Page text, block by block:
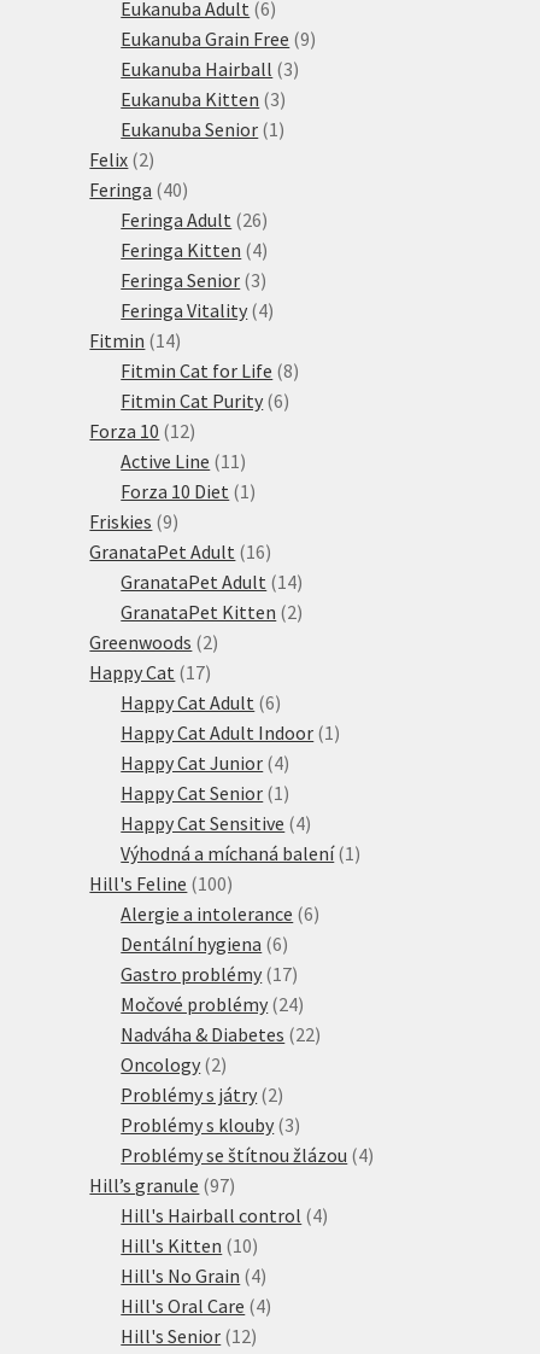
produktů
Eukanuba Adult 66
produktů
Eukanuba Grain Free 99
Eukanuba Hairball 33
Eukanuba Kitten 33
produkty
Eukanuba Senior 1 1
Felix 22
produkty
Feringa 4040
produktů
Feringa Adult 2626
produktů
Feringa Kitten 44
produkty
Feringa Senior 33
produkty
Feringa Vitality 44
Fitmin 1414
produktů
Fitmin Cat for Life 88
Fitmin Cat Purity 66
Forza 10 1212
produktů
Active Line 11 11
produktů
Forza 10 Diet 1 1
Friskies 99
produktů
GranataPet Adult 1616
produktů
GranataPet Adult 1414
produktů
GranataPet Kitten 22
Greenwoods 22
Happy Cat 1717
produktů
Happy Cat Adult 66
produktů
Happy Cat Adult Indoor 1 1
Happy Cat Junior 44
produkty
Happy Cat Senior 1 1
produkt
Happy Cat Sensitive 44
produkty
Výhodná a míchaná balení 1 1
Hill's Feline 100100
produktů
Alergie a intolerance 66
Dentální hygiena 66
produktů
Gastro problémy 1717
produktů
Močové problémy 2424
produktů
Nadváha & Diabetes 2222
Oncology 22
produkty
Problémy s játry 22
produkty
Problémy s klouby 33
produkty
Problémy se štítnou žlázou 44
Hill’s granule 9797
produktů
Hill's Hairball control 44
Hill's Kitten 1010
produktů
Hill's No Grain 44
produkty
Hill's Oral Care 44
Hill's Senior 1212